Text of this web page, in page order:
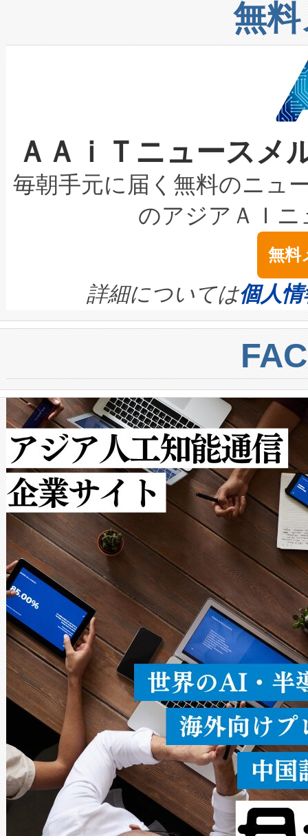
上げおよび商用化段階におけ
設備整備および立ち上げ調整
加組織は、Enzeneのバイオ
選定された製品について、自
取得できる可能性もあります
設には、3億～4億ドルかか
最高経営責任者（CEO）であ
す。「当社のfully-connected
ームを利用すれば、6,000万
きます。この効率性は、フェ
増加しているデータセンター
る電力網に大きな負担をかけ
事業者の負担軽減という課題
系統連系を迅速にし、ピーク
限を超えて利用可能な電力容
持できるよう貢献します。こ
ービスレベル契約（SLA）違
テリー性能の劣化によるダウ
念は、現在データセンターが
ます。 Voltaiq provides a
quality and reliability for AI
BESS stack to ensure battery
centers. Voltaiqは、ai&のAI
からシステム統合、試運転、
クルの各段階のデータを監視
[…]
したAvia 2は、1,000メート
狭視野のFOVを切り替えるこ
ケーブル、枝などの細かな対
なレーザースポットにより、
な環境下でも豊かなディテー
キロメートル範囲を検出
LiDAR for Inspections,
は1535 nmレーザーを搭載。
イズの小径化を実現すること
す。ノーマルモードでは、
ートル先まで検出でき、これ
トに対して約600メートルに
では、反射率10％のターゲッ
で向上し、最大検知距離は
ットだけで最大1キロメート
ルの変電所周囲を監視でき、
作業と点群処理を簡素化でき
Avia 2は、2種類のFOVオプシ
× 80°のノーマルモード、長
ードを切り替えて使用するこ
ることなく、単一のデバイス
うにします。遠距離まで届く
密度なスキャ […]
無
ＡＡｉＴニュース
毎朝手元に届く無料のニュ
のアジアＡＩ
無料
詳細については個人